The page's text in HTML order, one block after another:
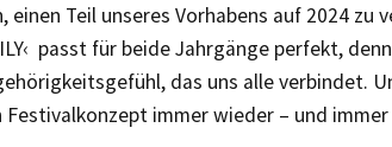
einen Teil unseres Vorhabens auf 2024 zu
passt für beide Jahrgänge perfekt,
das uns alle verbindet.
immer wieder – und